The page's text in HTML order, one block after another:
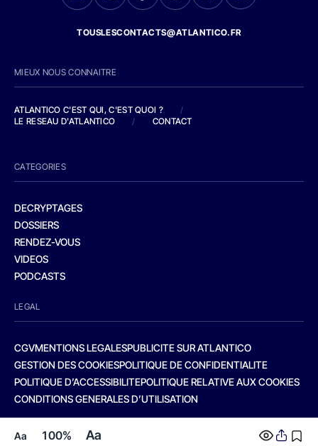
Aa 100% Aa
TOUSLESCONTACTS@ATLANTICO.FR
MIEUX NOUS CONNAITRE
ATLANTICO C'EST QUI, C'EST QUOI ?
/
LE RESEAU D'ATLANTICO
/ CONTACT
CATEGORIES
DECRYPTAGES
DOSSIERS
RENDEZ-VOUS
VIDEOS
PODCASTS
LEGAL
CGVMENTIONS LEGALESPUBLICITE SUR ATLANTICO
GESTION DES COOKIESPOLITIQUE DE CONFIDENTIALITE
POLITIQUE D’ACCESSIBILITEPOLITIQUE RELATIVE AUX COOKIES
CONDITIONS GENERALES D’UTILISATION